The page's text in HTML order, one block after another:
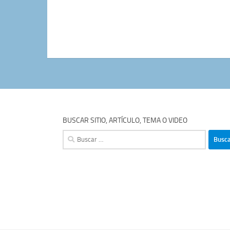
BUSCAR SITIO, ARTÍCULO, TEMA O VIDEO
Buscar: